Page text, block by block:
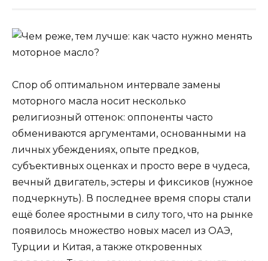
Спор об оптимальном интервале замены
моторного масла носит несколько
религиозный оттенок: оппоненты часто
обмениваются аргументами, основанными на
личных убеждениях, опыте предков,
субъективных оценках и просто вере в чудеса,
вечный двигатель, эстеры и фиксиков (нужное
подчеркнуть). В последнее время споры стали
ещё более яростными в силу того, что на рынке
появилось множество новых масел из ОАЭ,
Турции и Китая, а также откровенных